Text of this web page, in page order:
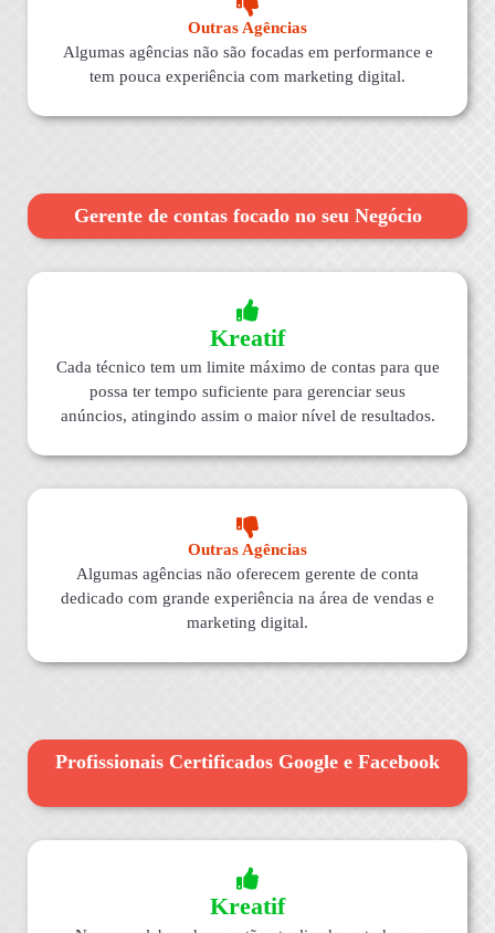
Outras Agências
Algumas agências não são focadas em performance e
tem pouca experiência com marketing digital.
Gerente de contas focado no seu Negócio
Kreatif
Cada técnico tem um limite máximo de contas para que
possa ter tempo suficiente para gerenciar seus
anúncios, atingindo assim o maior nível de resultados.
Outras Agências
Algumas agências não oferecem gerente de conta
dedicado com grande experiência na área de vendas e
marketing digital.
Profissionais Certificados Google e Facebook
Kreatif